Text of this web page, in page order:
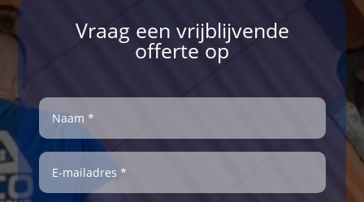
Vraag een vrijblijvende
offerte op